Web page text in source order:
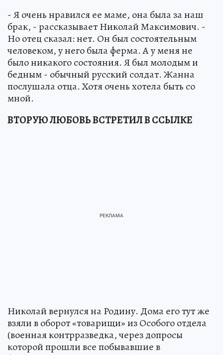
- Я очень нравился ее маме, она была за наш
брак, - рассказывает Николай Максимович. -
Но отец сказал: нет. Он был состоятельным
человеком, у него была ферма. А у меня не
было никакого состояния. Я был молодым и
бедным - обычный русский солдат. Жанна
послушала отца. Хотя очень хотела быть со
мной.
ВТОРУЮ ЛЮБОВЬ ВСТРЕТИЛ В ССЫЛКЕ
Николай вернулся на Родину. Дома его тут же
взяли в оборот «товарищи» из Особого отдела
(военная контрразведка, через допросы
которой прошли все побывавшие в